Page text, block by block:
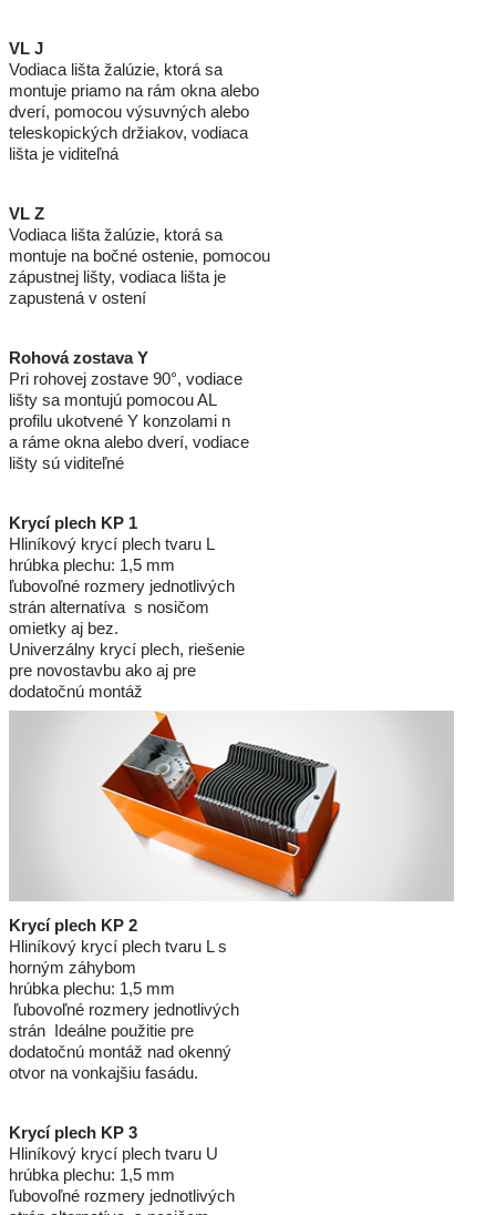
VL J
Vodiaca lišta žalúzie, ktorá sa
montuje priamo na rám okna alebo
dverí, pomocou výsuvných alebo
teleskopických držiakov, vodiaca
lišta je viditeľná
VL Z
Vodiaca lišta žalúzie, ktorá sa
montuje na bočné ostenie, pomocou
zápustnej lišty, vodiaca lišta je
zapustená v ostení
Rohová zostava Y
Pri rohovej zostave 90°, vodiace
lišty sa montujú pomocou AL
profilu ukotvené Y konzolami n
a ráme okna alebo dverí, vodiace
lišty sú viditeľné
Krycí plech KP 1
Hliníkový krycí plech tvaru L
hrúbka plechu: 1,5 mm
ľubovoľné rozmery jednotlivých
strán alternatíva s nosičom
omietky aj bez.
Univerzálny krycí plech, riešenie
pre novostavbu ako aj pre
dodatočnú montáž
Krycí plech KP 2
Hliníkový krycí plech tvaru L s
horným záhybom
hrúbka plechu: 1,5 mm
ľubovoľné rozmery jednotlivých
strán Ideálne použitie pre
dodatočnú montáž nad okenný
otvor na vonkajšiu fasádu.
Krycí plech KP 3
Hliníkový krycí plech tvaru U
hrúbka plechu: 1,5 mm
ľubovoľné rozmery jednotlivých